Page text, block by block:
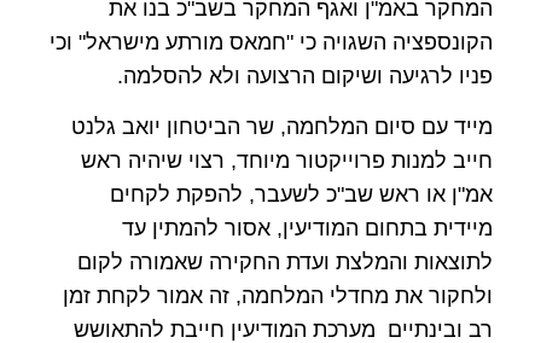
המחקר באמ"ן ואגף המחקר בשב"כ בנו את
הקונספציה השגויה כי "חמאס מורתע מישראל" וכי
פניו לרגיעה ושיקום הרצועה ולא להסלמה.
מייד עם סיום המלחמה, שר הביטחון יואב גלנט
חייב למנות פרוייקטור מיוחד, רצוי שיהיה ראש
אמ"ן או ראש שב"כ לשעבר, להפקת לקחים
מיידית בתחום המודיעין, אסור להמתין עד
לתוצאות והמלצת ועדת החקירה שאמורה לקום
ולחקור את מחדלי המלחמה, זה אמור לקחת זמן
רב ובינתיים מערכת המודיעין חייבת להתאושש